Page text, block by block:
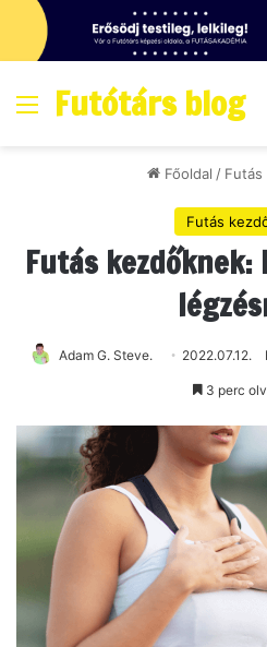
Menő
Futótárs blog
Főoldal /
Futás
Futás
Adam G. Steve. 2022.07.12.
3 perc